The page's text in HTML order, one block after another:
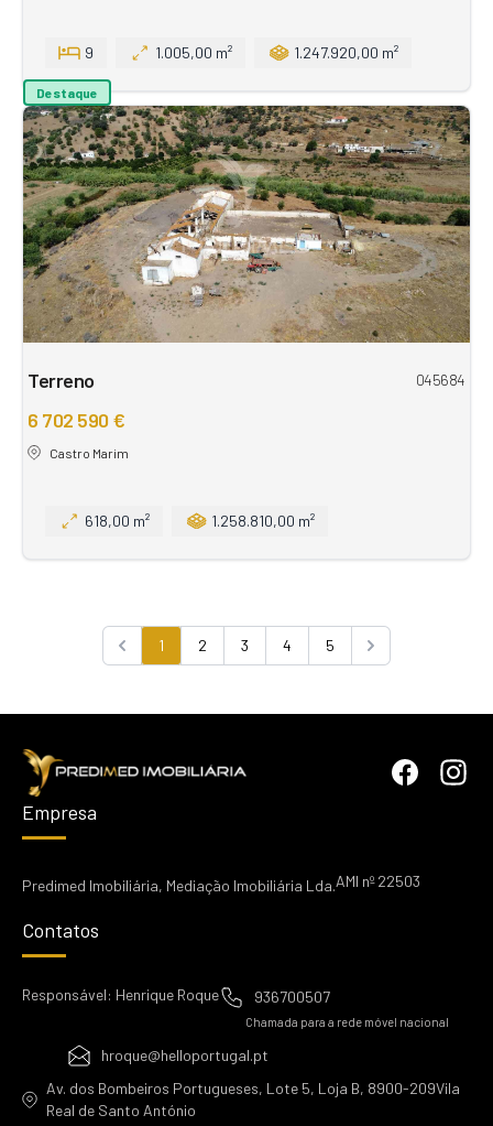
9 1.005,00 m² 1.247.920,00 m²
Destaque
Terreno 045684
6 702 590 €
Castro Marim
618,00 m² 1.258.810,00 m²
Previous
1 2 3 4 5
Next
Empresa
Predimed Imobiliária, Mediação Imobiliária Lda.AMI nº 22503
Contatos
Responsável: Henrique Roque 936700507
Chamada para a rede móvel nacional
hroque@helloportugal.pt
Av. dos Bombeiros Portugueses, Lote 5, Loja B, 8900-209Vila
Real de Santo António